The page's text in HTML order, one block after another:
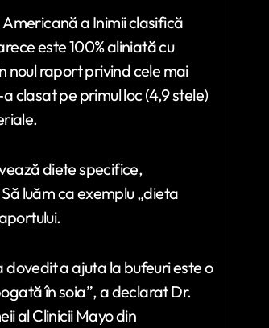
a Inimii clasifică
este 100% aliniată cu
noul raport privind cele mai
clasat pe primul loc (4,9 stele)
diete specifice,
luăm ca exemplu „dieta
dovedit a ajuta la bufeuri este o
în soia”, a declarat Dr.
al Clinicii Mayo din